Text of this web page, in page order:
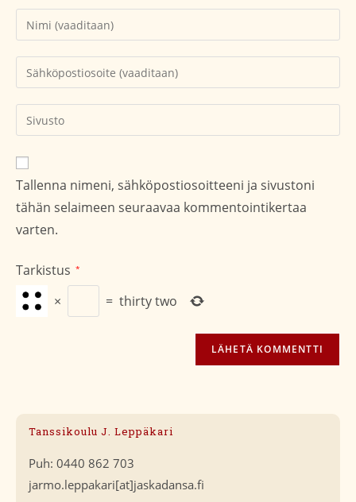
Kirjoita
nimesi
tai
käyttäjätunnuksesi
Kirjoita
sähköpostiosoitteesi
kommentoidaksesi
Kirjoita
sivustosi
verkko-
osoite/URL
(valinnainen)
Tallenna nimeni, sähköpostiosoitteeni ja sivustoni
tähän selaimeen seuraavaa kommentointikertaa
varten.
Tarkistus *
× = thirty two
Tanssikoulu J. Leppäkari
Puh: 0440 862 703
jarmo.leppakari[at]jaskadansa.fi